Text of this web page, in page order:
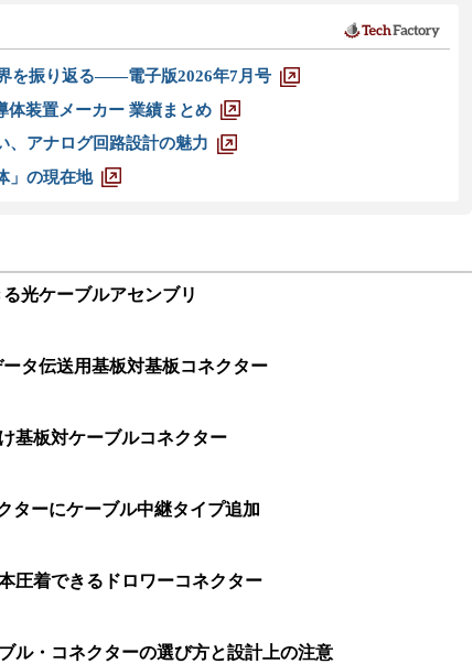
を振り返る――電子版2026年7月号
体装置メーカー 業績まとめ
、アナログ回路設計の魅力
」の現在地
光ケーブルアセンブリ
タ伝送用基板対基板コネクター
基板対ケーブルコネクター
ターにケーブル中継タイプ追加
圧着できるドロワーコネクター
ル・コネクターの選び方と設計上の注意